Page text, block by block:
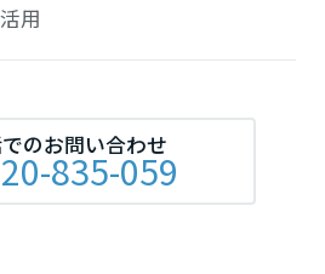
用
のお問い合わせ
835-059